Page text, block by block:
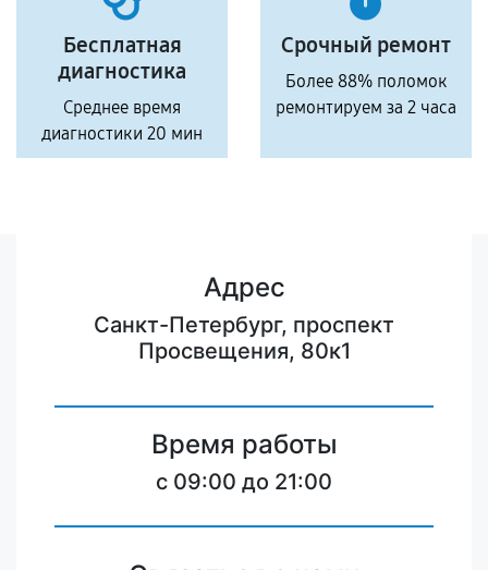
Бесплатная
диагностика
Среднее время
диагностики 20 мин
Срочный ремонт
Более 88% поломок
ремонтируем за 2 часа
Адрес
Санкт-Петербург, проспект
Просвещения, 80к1
Время работы
c 09:00 до 21:00